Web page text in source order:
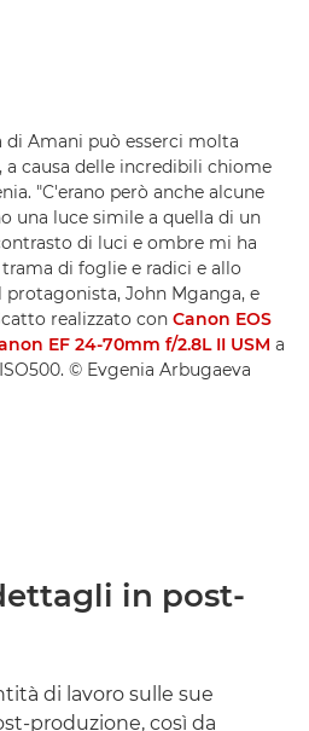
di Amani può esserci molta
causa delle incredibili chiome
"C'erano però anche alcune
una luce simile a quella di un
di luci e ombre mi ha
di foglie e radici e allo
John Mganga, e
realizzato con Canon EOS
EF 24-70mm f/2.8L II USM a
© Evgenia Arbugaeva
in post-
di lavoro sulle sue
produzione, così da